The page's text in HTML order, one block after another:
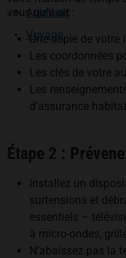
Animaux
Voyage
vous qu’il ait :
Une copie de votre
Les coordonnées
Les clés de votre
Les
d’assurance
Étape 2 :
Installez un
surtensions et
essentiels –
à micro-ondes,
N’abaissez pas la